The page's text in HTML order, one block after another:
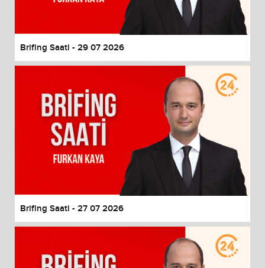
Brifing Saati - 29 07 2026
Brifing Saati - 27 07 2026